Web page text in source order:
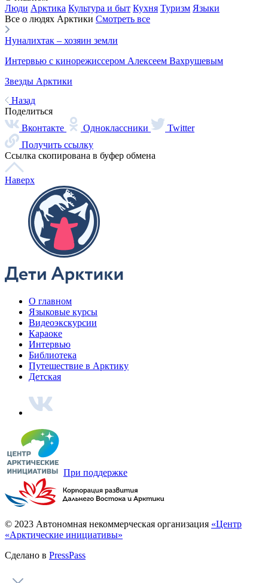
Люди Арктика Культура и быт Кухня Туризм Языки
Все о людях Арктики Смотреть все
Нуналихтак – хозяин земли
Интервью с кинорежиссером Алексеем Вахрушевым
Звезды Арктики
Писатели, художники и другие выдающиеся северяне
Наше поле – море
Интервью с помором Федором Поповым
Арктика
Смотреть все
7 чудес Арктики
Это обязательно нужно увидеть
Крыша мира
Добро пожаловать в Арктику
Визитная карточка
Девять арктических регионов России
Культура и быт Смотреть все
Мне не холодно
Национальная одежда народов Севера
Одеться – значит подпоясаться
Парка с бисером
Долганский национальный костюм
Кухня
Смотреть все
Таймырское меню
Кухня коренных народов полуострова
Еда чукчей и эскимосов
Треску трескать